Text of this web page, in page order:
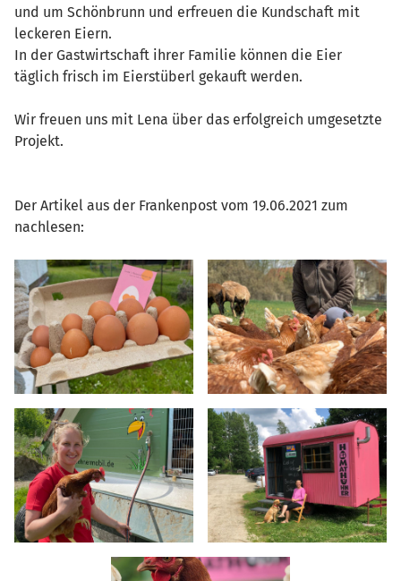
und um Schönbrunn und erfreuen die Kundschaft mit
leckeren Eiern.
In der Gastwirtschaft ihrer Familie können die Eier
täglich frisch im Eierstüberl gekauft werden.
Wir freuen uns mit Lena über das erfolgreich umgesetzte
Projekt.
Der Artikel aus der Frankenpost vom 19.06.2021 zum
nachlesen: